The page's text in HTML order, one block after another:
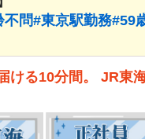
問#東京駅勤務#59
ける10分間。 JR東